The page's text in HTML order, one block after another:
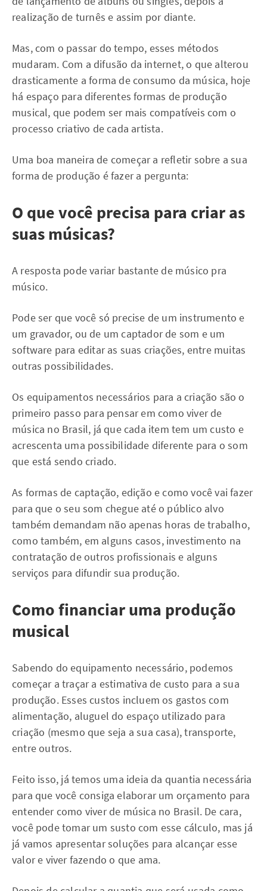
realização de turnês e assim por diante.
Mas, com o passar do tempo, esses métodos
mudaram. Com a difusão da internet, o que alterou
drasticamente a forma de consumo da música, hoje
há espaço para diferentes formas de produção
musical, que podem ser mais compatíveis com o
processo criativo de cada artista.
Uma boa maneira de começar a refletir sobre a sua
forma de produção é fazer a pergunta:
O que você precisa para criar as
suas músicas?
A resposta pode variar bastante de músico pra
músico.
Pode ser que você só precise de um instrumento e
um gravador, ou de um captador de som e um
software para editar as suas criações, entre muitas
outras possibilidades.
Os equipamentos necessários para a criação são o
primeiro passo para pensar em como viver de
música no Brasil, já que cada item tem um custo e
acrescenta uma possibilidade diferente para o som
que está sendo criado.
As formas de captação, edição e como você vai fazer
para que o seu som chegue até o público alvo
também demandam não apenas horas de trabalho,
como também, em alguns casos, investimento na
contratação de outros profissionais e alguns
serviços para difundir sua produção.
Como financiar uma produção
musical
Sabendo do equipamento necessário, podemos
começar a traçar a estimativa de custo para a sua
produção. Esses custos incluem os gastos com
alimentação, aluguel do espaço utilizado para
criação (mesmo que seja a sua casa), transporte,
entre outros.
Feito isso, já temos uma ideia da quantia necessária
para que você consiga elaborar um orçamento para
entender como viver de música no Brasil. De cara,
você pode tomar um susto com esse cálculo, mas já
já vamos apresentar soluções para alcançar esse
valor e viver fazendo o que ama.